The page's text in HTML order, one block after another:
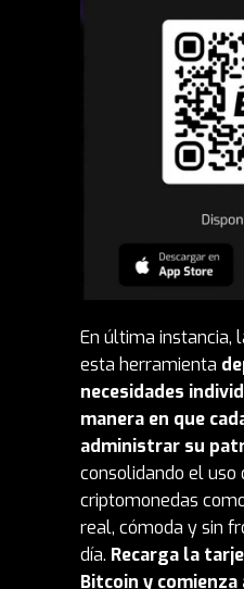
En última instancia,
esta herramienta
necesidades
manera en que
administrar su
consolidando el uso
criptomonedas
real, cómoda y sin
día. Recarga la
Bitcoin y